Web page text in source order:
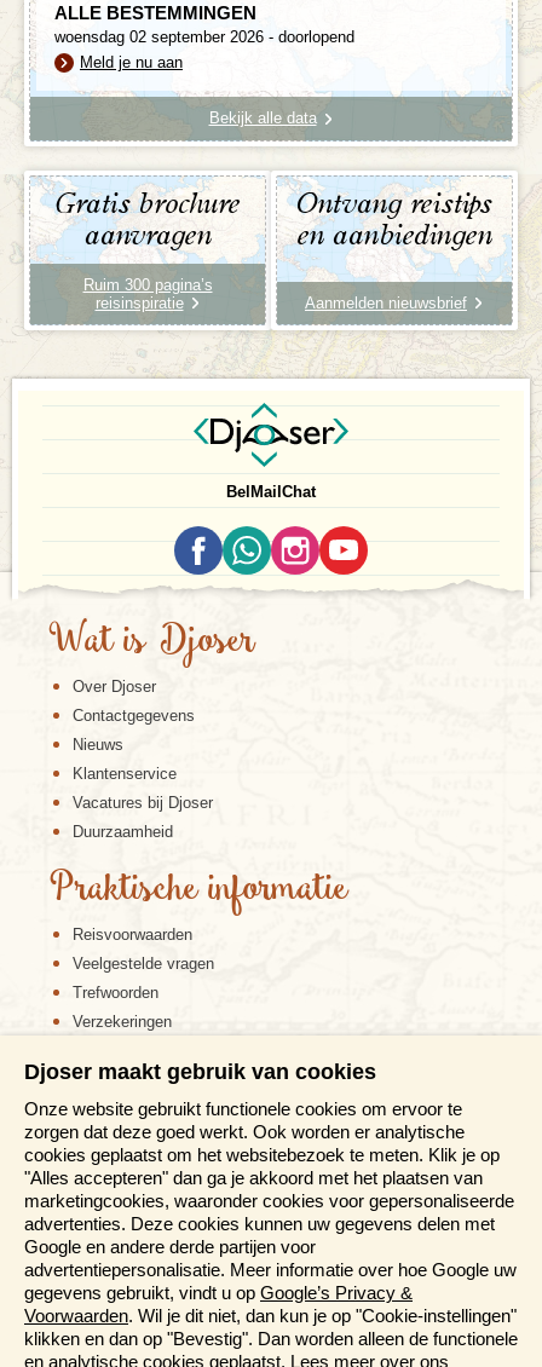
ALLE BESTEMMINGEN
woensdag 02 september 2026 - doorlopend
Meld je nu aan
Bekijk alle data
Gratis brochure
aanvragen
Ruim 300 pagina’s
reisinspiratie
Ontvang reistips
en aanbiedingen
Aanmelden nieuwsbrief
Bel Mail Chat
Wat is Djoser
Over Djoser
Contactgegevens
Nieuws
Klantenservice
Vacatures bij Djoser
Duurzaamheid
Praktische informatie
Reisvoorwaarden
Veelgestelde vragen
Trefwoorden
Verzekeringen
Disclaimer
Cookiebeleid
Privacy verklaring
Reis en boek met Djoser zekerheid
Meer weten?
Brochure aanvragen
Presentaties en Informatiedagen
Magazine
Aanmelden nieuwsbrief
Djoser maakt gebruik van cookies
Onze website gebruikt functionele cookies om ervoor te
zorgen dat deze goed werkt. Ook worden er analytische
cookies geplaatst om het websitebezoek te meten. Klik je op
"Alles accepteren" dan ga je akkoord met het plaatsen van
marketingcookies, waaronder cookies voor gepersonaliseerde
advertenties. Deze cookies kunnen uw gegevens delen met
Google en andere derde partijen voor
advertentiepersonalisatie. Meer informatie over hoe Google uw
gegevens gebruikt, vindt u op Google’s Privacy &
Voorwaarden. Wil je dit niet, dan kun je op "Cookie-instellingen"
klikken en dan op "Bevestig". Dan worden alleen de functionele
en analytische cookies geplaatst. Lees meer over ons